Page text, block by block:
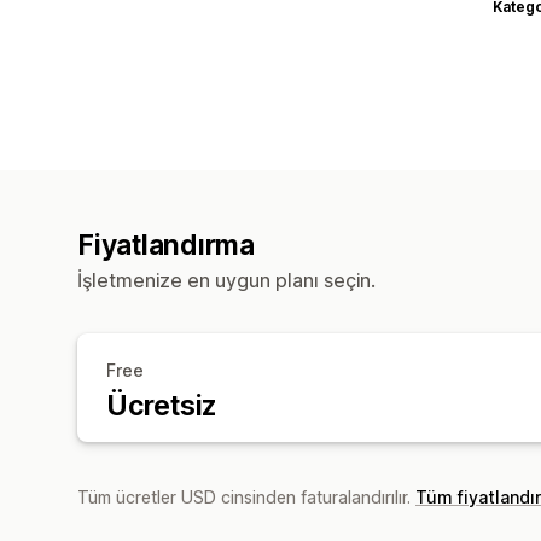
Fiyatlandırma
İşletmenize en uygun planı seçin.
Free
Ücretsiz
Tüm ücretler USD cinsinden faturalandırılır. Tüm